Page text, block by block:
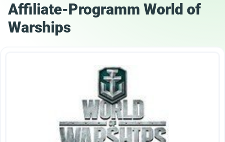
Affiliate-Programm World of
Warships